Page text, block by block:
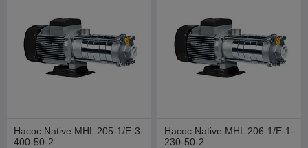
Насос Native MHL 205-1/E-3-
400-50-2
Насос Native MHL 206-1/E-1-
230-50-2